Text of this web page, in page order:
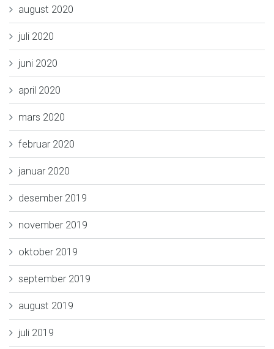
august 2020
juli 2020
juni 2020
april 2020
mars 2020
februar 2020
januar 2020
desember 2019
november 2019
oktober 2019
september 2019
august 2019
juli 2019